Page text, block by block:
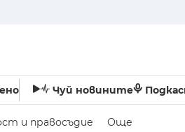
Чуй новините
и правосъдие Още